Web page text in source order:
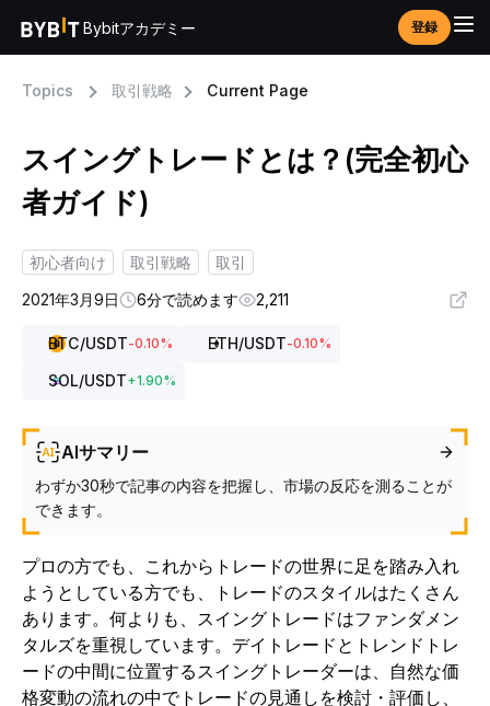
Bybitアカデミー 登録
Topics 取引戦略 Current Page
スイングトレードとは？(完全初心
者ガイド)
初心者向け 取引戦略
取引
2021年3月9日
6分で読めます 2,211
BTC/USDT-0.10% ETH/USDT-0.10%
SOL/USDT+1.90%
AIサマリー
わずか30秒で記事の内容を把握し、市場の反応を測ることが
できます。
プロの方でも、これからトレードの世界に足を踏み入れ
ようとしている方でも、トレードのスタイルはたくさん
あります。何よりも、スイングトレードはファンダメン
タルズを重視しています。デイトレードとトレンドトレ
ードの中間に位置するスイングトレーダーは、自然な価
格変動の流れの中でトレードの見通しを検討・評価し、